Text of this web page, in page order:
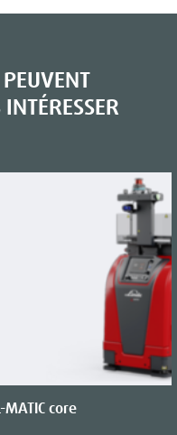
PEUVENT
L-MATIC core